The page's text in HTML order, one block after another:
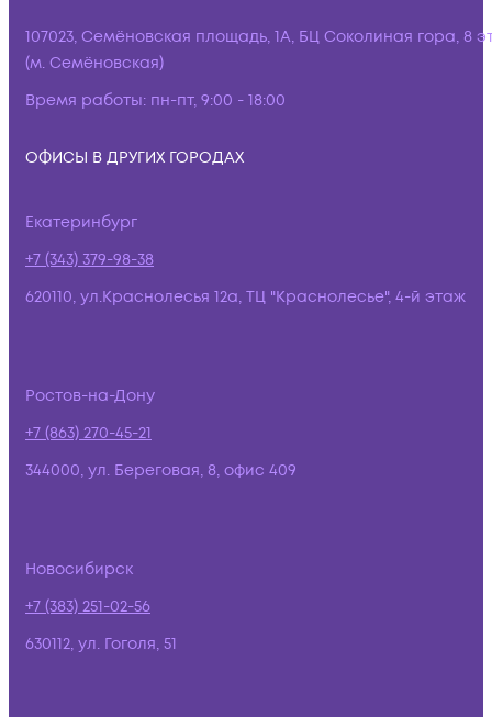
107023, Семёновская площадь, 1А, БЦ Соколиная гора, 8
(м. Семёновская)
Время работы: пн-пт, 9:00 - 18:00
ОФИСЫ В ДРУГИХ ГОРОДАХ
Екатеринбург
+7 (343) 379-98-38
620110, ул.Краснолесья 12а, ТЦ "Краснолесье", 4-й этаж
Ростов-на-Дону
+7 (863) 270-45-21
344000, ул. Береговая, 8, офис 409
Новосибирск
+7 (383) 251-02-56
630112, ул. Гоголя, 51